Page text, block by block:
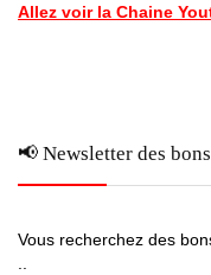
Allez voir la Chaine
📢 Newsletter des
Vous recherchez des